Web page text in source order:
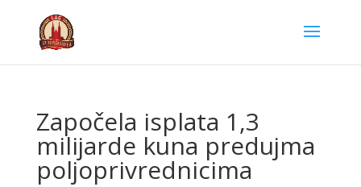
Započela isplata 1,3
milijarde kuna predujma
poljoprivrednicima